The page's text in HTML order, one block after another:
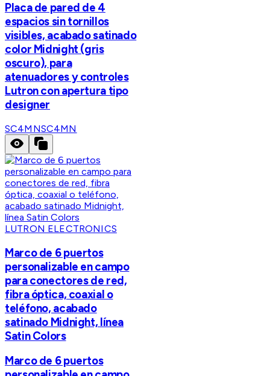
Placa de pared de 4
espacios sin tornillos
visibles, acabado satinado
color Midnight (gris
oscuro), para
atenuadores y controles
Lutron con apertura tipo
designer
SC4MNSC4MN
LUTRON ELECTRONICS
Marco de 6 puertos
personalizable en campo
para conectores de red,
fibra óptica, coaxial o
teléfono, acabado
satinado Midnight, línea
Satin Colors
Marco de 6 puertos